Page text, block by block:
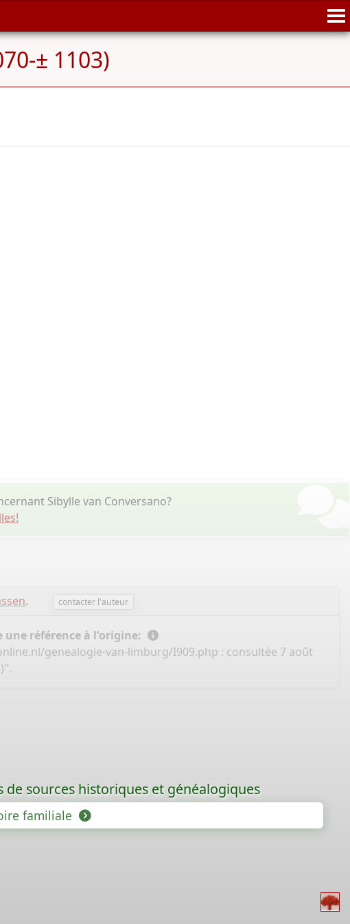
± 1103)
Sibylle van Conversano?
. contacter l'auteur
une référence à l'origine:
genealogie-van-limburg/I909.php : consultée 7 août
sources historiques et généalogiques
familiale